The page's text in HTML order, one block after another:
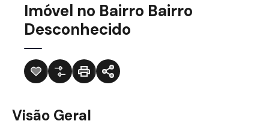
Imóvel no Bairro Bairro
Desconhecido
Visão Geral